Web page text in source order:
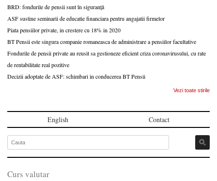
BRD: fondurile de pensii sunt în siguranță
ASF sustine seminarii de educatie financiara pentru angajatii firmelor
Piata pensiilor private, in crestere cu 18% in 2020
BT Pensii este singura companie romaneasca de administrare a pensiilor facultative
Fondurile de pensii private au reusit sa gestioneze eficient criza coronavirusului, cu rate
de rentabilitate real pozitive
Decizii adoptate de ASF: schimbari in conducerea BT Pensii
Vezi toate stirile
English Contact
Curs valutar